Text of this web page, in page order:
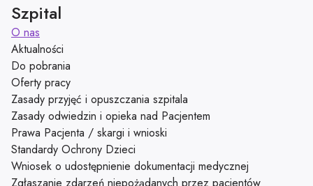
Szpital
O nas
Aktualności
Do pobrania
Oferty pracy
Zasady przyjęć i opuszczania szpitala
Zasady odwiedzin i opieka nad Pacjentem
Prawa Pacjenta / skargi i wnioski
Standardy Ochrony Dzieci
Wniosek o udostępnienie dokumentacji medycznej